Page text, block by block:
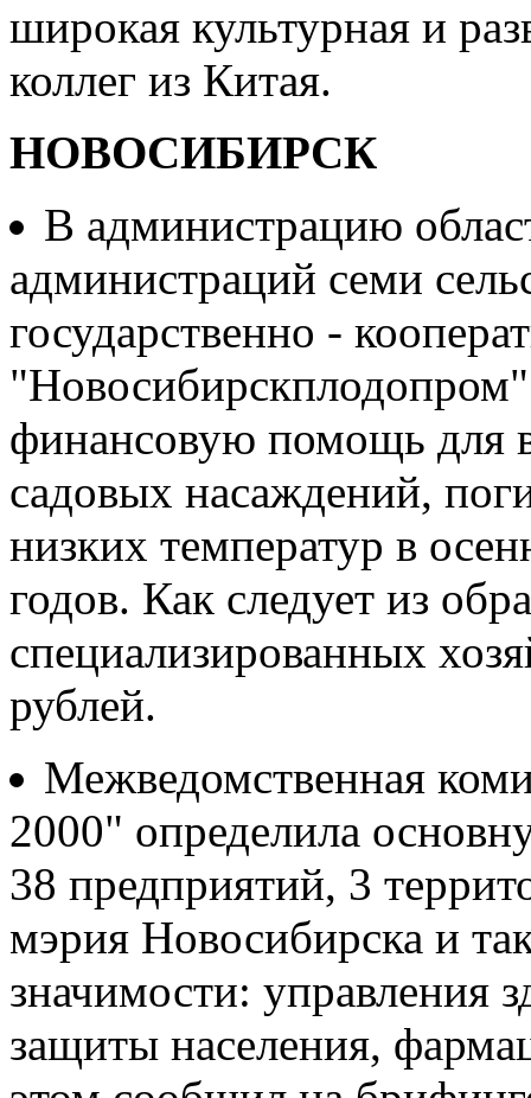
широкая культурная и
коллег из Китая.
НОВОСИБИРСК
В администрацию
администраций семи
государственно -
"Новосибирскплодопром"
финансовую помощь для
садовых насаждений,
низких температур в
годов. Как следует из
специализированных
рублей.
Межведомственная
2000" определила
38 предприятий, 3
мэрия Новосибирска и
значимости: управления
защиты населения,